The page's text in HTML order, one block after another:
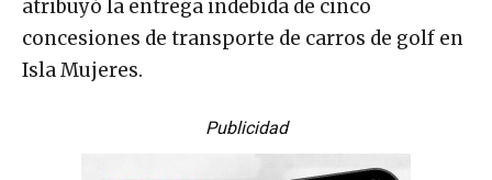
atribuyó la entrega indebida de cinco
concesiones de transporte de carros de golf en
Isla Mujeres.
Publicidad